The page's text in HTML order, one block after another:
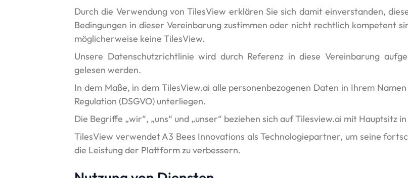
Durch die Verwendung von TilesView erklären Sie sich damit einverstanden,
Bedingungen in dieser Vereinbarung zustimmen oder nicht rechtlich kompetent
möglicherweise keine TilesView.
Unsere Datenschutzrichtlinie wird durch Referenz in diese Vereinbarung
gelesen werden.
In dem Maße, in dem TilesView.ai alle personenbezogenen Daten in Ihrem
Regulation (DSGVO) unterliegen.
Die Begriffe „wir“, „uns“ und „unser“ beziehen sich auf Tilesview.ai mit Hauptsitz
TilesView verwendet A3 Bees Innovations als Technologiepartner, um seine
die Leistung der Plattform zu verbessern.